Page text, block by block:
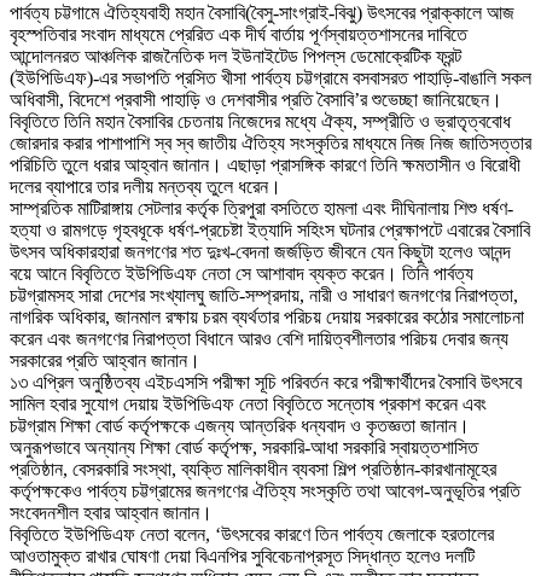
পার্বত্য চট্টগামে ঐতিহ্যবাহী মহান বৈসাবি(বৈসু-সাংগ্রাই-বিঝু) উৎসবের প্রাক্কালে আজ
বৃহস্পতিবার সংবাদ মাধ্যমে প্রেরিত এক দীর্ঘ বার্তায় পূর্ণস্বায়ত্তশাসনের দাবিতে
আন্দোলনরত আঞ্চলিক রাজনৈতিক দল ইউনাইটেড পিপল্‌স ডেমোক্রেটিক ফ্রন্ট
(ইউপিডিএফ)-এর সভাপতি প্রসিত খীসা পার্বত্য চট্টগ্রামে বসবাসরত পাহাড়ি-বাঙালি সকল
অধিবাসী, বিদেশে প্রবাসী পাহাড়ি ও দেশবাসীর প্রতি বৈসাবি’র শুভেচ্ছা জানিয়েছেন।
বিবৃতিতে তিনি মহান বৈসাবির চেতনায় নিজেদের মধ্যে ঐক্য, সম্প্রীতি ও ভ্রাতৃত্ববোধ
জোরদার করার পাশাপাশি স্ব স্ব জাতীয় ঐতিহ্য সংস্কৃতির মাধ্যমে নিজ নিজ জাতিসত্তার
পরিচিতি তুলে ধরার আহ্বান জানান। এছাড়া প্রাসঙ্গিক কারণে তিনি ক্ষমতাসীন ও বিরোধী
দলের ব্যাপারে তার দলীয় মন্তব্য তুলে ধরেন।
সাম্প্রতিক মাটিরাঙ্গায় সেটলার কর্তৃক ত্রিপুরা বসতিতে হামলা এবং দীঘিনালায় শিশু ধর্ষণ-
হত্যা ও রামগড়ে গৃহবধূকে ধর্ষণ-প্রচেষ্টা ইত্যাদি সহিংস ঘটনার প্রেক্ষাপটে এবারের বৈসাবি
উৎসব অধিকারহারা জনগণের শত দুঃখ-বেদনা জর্জড়িত জীবনে যেন কিছুটা হলেও আনন্দ
বয়ে আনে বিবৃতিতে ইউপিডিএফ নেতা সে আশাবাদ ব্যক্ত করেন। তিনি পার্বত্য
চট্টগ্রামসহ সারা দেশের সংখ্যালঘু জাতি-সম্প্রদায়, নারী ও সাধারণ জনগণের নিরাপত্তা,
নাগরিক অধিকার, জানমাল রক্ষায় চরম ব্যর্থতার পরিচয় দেয়ায় সরকারের কঠোর সমালোচনা
করেন এবং জনগণের নিরাপত্তা বিধানে আরও বেশি দায়িত্বশীলতার পরিচয় দেবার জন্য
সরকারের প্রতি আহ্বান জানান।
১৩ এপ্রিল অনুষ্ঠিতব্য এইচএসসি পরীক্ষা সূচি পরিবর্তন করে পরীক্ষার্থীদের বৈসাবি উৎসবে
সামিল হবার সুযোগ দেয়ায় ইউপিডিএফ নেতা বিবৃতিতে সন্তোষ প্রকাশ করেন এবং
চট্টগ্রাম শিক্ষা বোর্ড কর্তৃপক্ষকে এজন্য আন্তরিক ধন্যবাদ ও কৃতজ্ঞতা জানান।
অনুরূপভাবে অন্যান্য শিক্ষা বোর্ড কর্তৃপক্ষ, সরকারি-আধা সরকারি স্বায়ত্তশাসিত
প্রতিষ্ঠান, বেসরকারি সংস্থা, ব্যক্তি মালিকাধীন ব্যবসা শিল্প প্রতিষ্ঠান-কারখানামূহের
কর্তৃপক্ষকেও পার্বত্য চট্টগ্রামের জনগণের ঐতিহ্য সংস্কৃতি তথা আবেগ-অনুভূতির প্রতি
সংবেদনশীল হবার আহ্বান জানান।
বিবৃতিতে ইউপিডিএফ নেতা বলেন, ‘উৎসবের কারণে তিন পার্বত্য জেলাকে হরতালের
আওতামুক্ত রাখার ঘোষণা দেয়া বিএনপির সুবিবেচনাপ্রসূত সিদ্ধান্ত হলেও দলটি